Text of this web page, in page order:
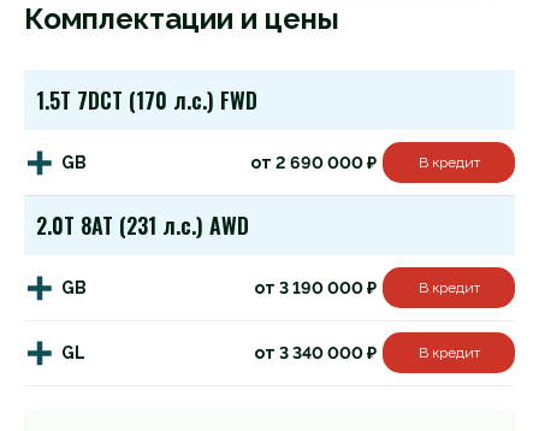
Комплектации и цены
1.5T 7DCT (170 л.с.) FWD
GB от 2 690 000 ₽ В кредит
2.0T 8AT (231 л.с.) AWD
GB от 3 190 000 ₽ В кредит
GL от 3 340 000 ₽ В кредит